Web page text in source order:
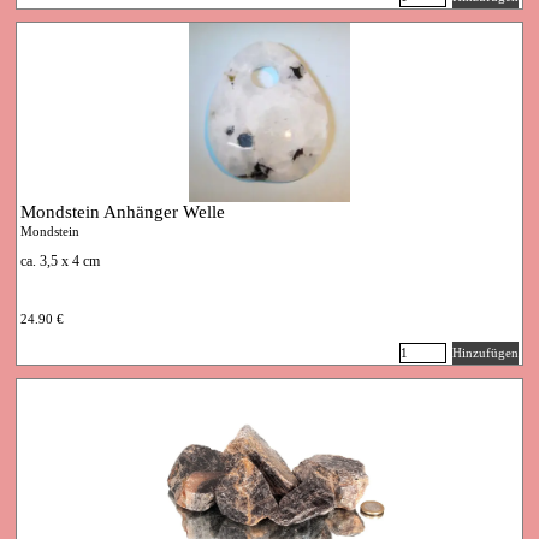
Mondstein Anhänger Welle
Mondstein
ca. 3,5 x 4 cm
24.90 €
Hinzufügen